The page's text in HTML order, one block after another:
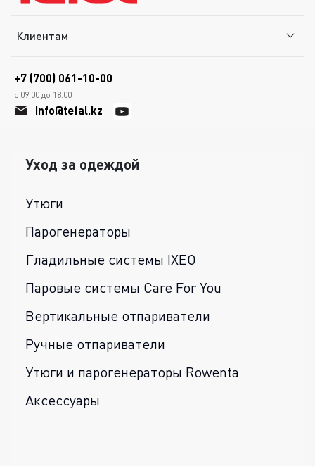
Клиентам
+7 (700) 061-10-00
с 09.00 до 18.00
info@tefal.kz
Уход за одеждой
Утюги
Парогенераторы
Гладильные системы IXEO
Паровые системы Care For You
Вертикальные отпариватели
Ручные отпариватели
Утюги и парогенераторы Rowenta
Аксессуары